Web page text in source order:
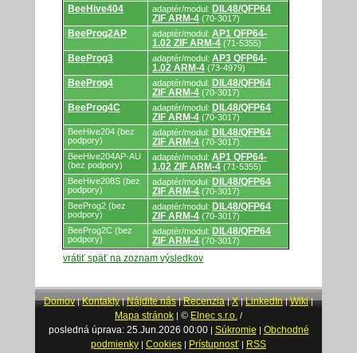
BeeHive404 adaptér/modul: DIL48/QFP64
ZIF ARM-4 (70-3017)
BeeProg2AP adaptér/modul: AP1 QFP64-
1.02 ZIF ARM-4 (71-5355)
BeeProg3 adaptér/modul: AP3 QFP64-
1.02 ARM-4 (73-4979)
BeeProg4 adaptér/modul: DIL48/QFP64
ZIF ARM-4 (70-3017)
BeeProg4C adaptér/modul: DIL48/QFP64
ZIF ARM-4 (70-3017)
BeeHive204 (bez
podpory)
adaptér/modul: DIL48/QFP64
ZIF ARM-4 (70-3017)
BeeHive204AP-AU
(bez podpory)
adaptér/modul: AP1 QFP64-
1.02 ZIF ARM-4 (71-5355)
BeeHive208S (bez
podpory)
adaptér/modul: DIL48/QFP64
ZIF ARM-4 (70-3017)
BeeProg2 (bez
podpory)
adaptér/modul: DIL48/QFP64
ZIF ARM-4 (70-3017)
BeeProg2C (bez
podpory)
adaptér/modul: DIL48/QFP64
ZIF ARM-4 (70-3017)
vrátiť späť na zoznam výsledkov
Domov|Kontakty|Nájdite nás|Recenzia|X|LinkedIn|Wiki|
Mapa stránok | © Elnec s.r.o. /
posledná úprava: 25.Jun.2026 00:00| Súkromie | Obchodné
podmienky | Cookies | Prístupnosť | RSS